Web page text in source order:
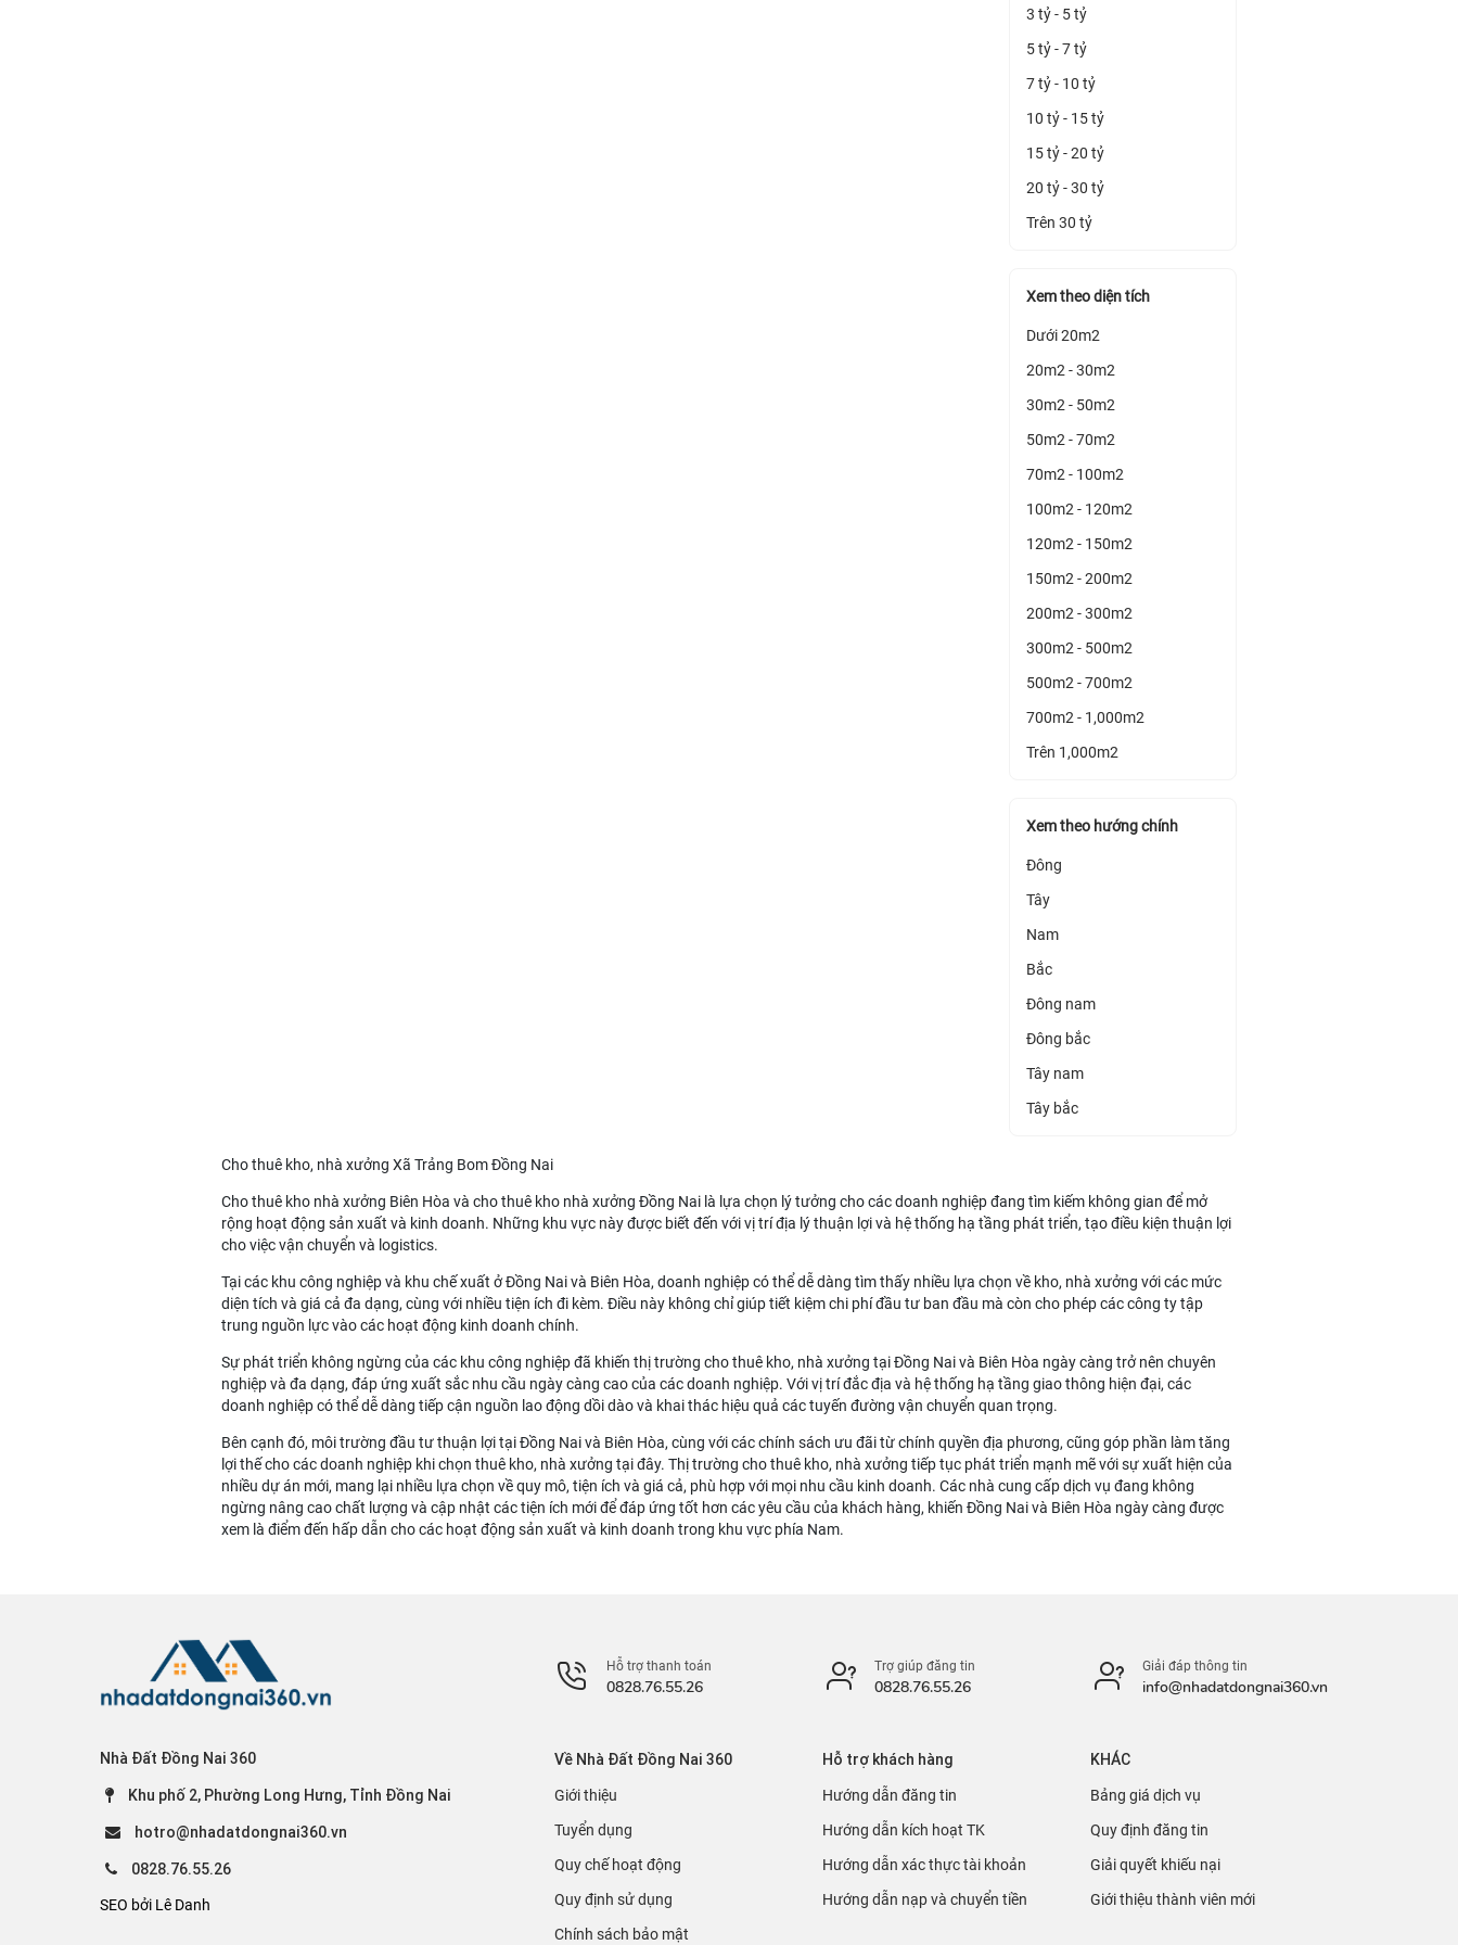
3 tỷ - 5 tỷ
5 tỷ - 7 tỷ
7 tỷ - 10 tỷ
10 tỷ - 15 tỷ
15 tỷ - 20 tỷ
20 tỷ - 30 tỷ
Trên 30 tỷ
Xem theo diện tích
Dưới 20m2
20m2 - 30m2
30m2 - 50m2
50m2 - 70m2
70m2 - 100m2
100m2 - 120m2
120m2 - 150m2
150m2 - 200m2
200m2 - 300m2
300m2 - 500m2
500m2 - 700m2
700m2 - 1,000m2
Trên 1,000m2
Xem theo hướng chính
Đông
Tây
Nam
Bắc
Đông nam
Đông bắc
Tây nam
Tây bắc
Cho thuê kho, nhà xưởng Xã Trảng Bom Đồng Nai
Cho thuê kho nhà xưởng Biên Hòa và cho thuê kho nhà xưởng Đồng Nai là lựa chọn lý tưởng cho các doanh nghiệp đang tìm kiếm không gian để mở
rộng hoạt động sản xuất và kinh doanh. Những khu vực này được biết đến với vị trí địa lý thuận lợi và hệ thống hạ tầng phát triển, tạo điều kiện thuận lợi
cho việc vận chuyển và logistics.
Tại các khu công nghiệp và khu chế xuất ở Đồng Nai và Biên Hòa, doanh nghiệp có thể dễ dàng tìm thấy nhiều lựa chọn về kho, nhà xưởng với các mức
diện tích và giá cả đa dạng, cùng với nhiều tiện ích đi kèm. Điều này không chỉ giúp tiết kiệm chi phí đầu tư ban đầu mà còn cho phép các công ty tập
trung nguồn lực vào các hoạt động kinh doanh chính.
Sự phát triển không ngừng của các khu công nghiệp đã khiến thị trường cho thuê kho, nhà xưởng tại Đồng Nai và Biên Hòa ngày càng trở nên chuyên
nghiệp và đa dạng, đáp ứng xuất sắc nhu cầu ngày càng cao của các doanh nghiệp. Với vị trí đắc địa và hệ thống hạ tầng giao thông hiện đại, các
doanh nghiệp có thể dễ dàng tiếp cận nguồn lao động dồi dào và khai thác hiệu quả các tuyến đường vận chuyển quan trọng.
Bên cạnh đó, môi trường đầu tư thuận lợi tại Đồng Nai và Biên Hòa, cùng với các chính sách ưu đãi từ chính quyền địa phương, cũng góp phần làm tăng
lợi thế cho các doanh nghiệp khi chọn thuê kho, nhà xưởng tại đây. Thị trường cho thuê kho, nhà xưởng tiếp tục phát triển mạnh mẽ với sự xuất hiện của
nhiều dự án mới, mang lại nhiều lựa chọn về quy mô, tiện ích và giá cả, phù hợp với mọi nhu cầu kinh doanh. Các nhà cung cấp dịch vụ đang không
ngừng nâng cao chất lượng và cập nhật các tiện ích mới để đáp ứng tốt hơn các yêu cầu của khách hàng, khiến Đồng Nai và Biên Hòa ngày càng được
xem là điểm đến hấp dẫn cho các hoạt động sản xuất và kinh doanh trong khu vực phía Nam.
Nhà Đất Đồng Nai 360
Khu phố 2, Phường Long Hưng, Tỉnh Đồng Nai
hotro@nhadatdongnai360.vn
0828.76.55.26
SEO bởi Lê Danh
Hỗ trợ thanh toán
0828.76.55.26
Trợ giúp đăng tin
0828.76.55.26
Giải đáp thông tin
info@nhadatdongnai360.vn
Về Nhà Đất Đồng Nai 360
Giới thiệu
Tuyển dụng
Quy chế hoạt động
Quy định sử dụng
Chính sách bảo mật
Hỗ trợ khách hàng
Hướng dẫn đăng tin
Hướng dẫn kích hoạt TK
Hướng dẫn xác thực tài khoản
Hướng dẫn nạp và chuyển tiền
KHÁC
Bảng giá dịch vụ
Quy định đăng tin
Giải quyết khiếu nại
Giới thiệu thành viên mới